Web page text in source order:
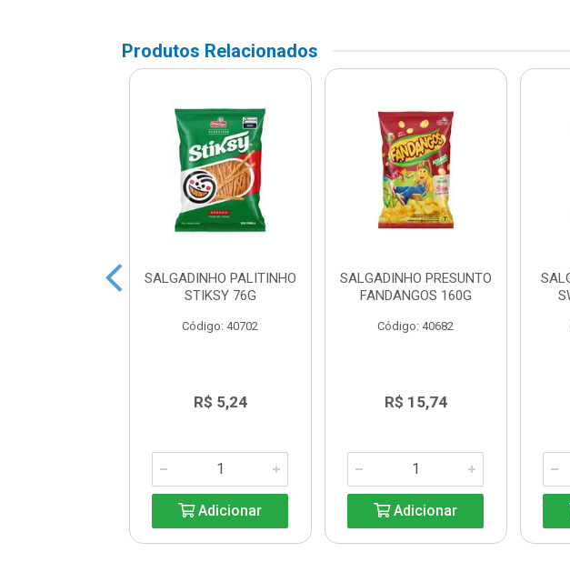
Produtos Relacionados
SALGADINHO PALITINHO
STIKSY 76G
Código: 40702
R$ 5,24
Adicionar
SALGADINHO PRESUNTO
FANDANGOS 160G
Código: 40682
R$ 15,74
Adicionar